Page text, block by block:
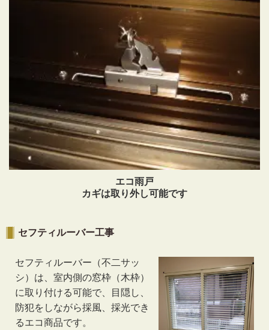
エコ雨戸
カギは取り外し可能です
セフティルーバー工事
セフティルーバー（不二サッ
シ）は、室内側の窓枠（木枠）
に取り付ける可能で、目隠し、
防犯をしながら採風、採光でき
るエコ商品です。